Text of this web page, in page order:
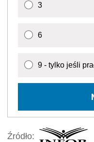
3
6
9 - tylko jeśli
Źródło: